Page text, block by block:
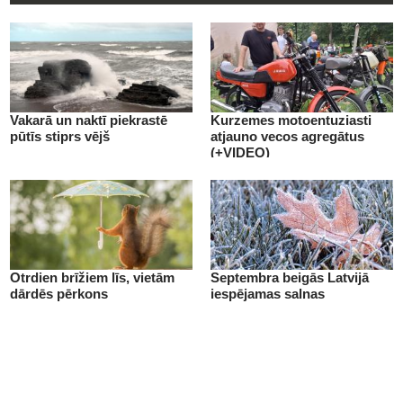
Vakarā un naktī piekrastē
pūtīs stiprs vējš
Kurzemes motoentuziasti
atjauno vecos agregātus
(+VIDEO)
Otrdien brīžiem līs, vietām
dārdēs pērkons
Septembra beigās Latvijā
iespējamas salnas